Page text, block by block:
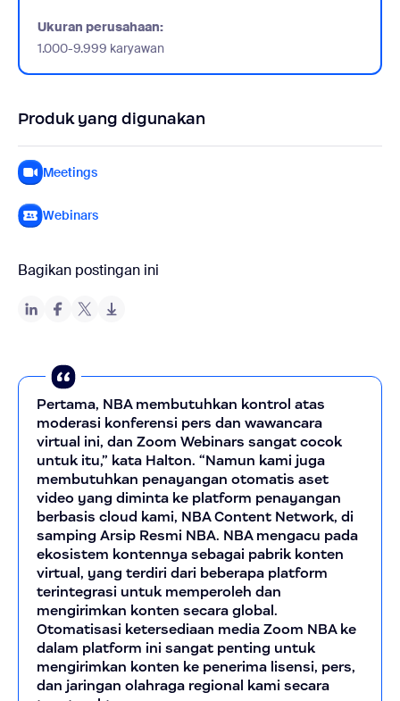
Ukuran perusahaan:
1.000-9.999 karyawan
Produk yang digunakan
Meetings
Webinars
Bagikan postingan ini
Pertama, NBA membutuhkan kontrol atas
moderasi konferensi pers dan wawancara
virtual ini, dan Zoom Webinars sangat cocok
untuk itu,” kata Halton. “Namun kami juga
membutuhkan penayangan otomatis aset
video yang diminta ke platform penayangan
berbasis cloud kami, NBA Content Network, di
samping Arsip Resmi NBA. NBA mengacu pada
ekosistem kontennya sebagai pabrik konten
virtual, yang terdiri dari beberapa platform
terintegrasi untuk memperoleh dan
mengirimkan konten secara global.
Otomatisasi ketersediaan media Zoom NBA ke
dalam platform ini sangat penting untuk
mengirimkan konten ke penerima lisensi, pers,
dan jaringan olahraga regional kami secara